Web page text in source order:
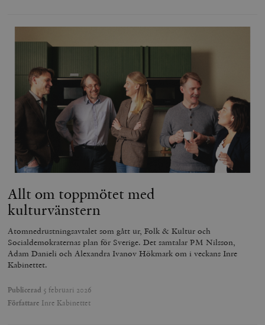
Allt om toppmötet med
kulturvänstern
Atomnedrustningsavtalet som gått ur, Folk & Kultur och
Socialdemokraternas plan för Sverige. Det samtalar PM Nilsson,
Adam Danieli och Alexandra Ivanov Hökmark om i veckans Inre
Kabinettet.
Publicerad 5 februari 2026
Författare Inre Kabinettet